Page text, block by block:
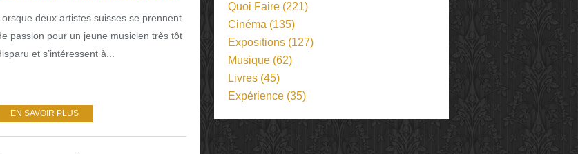
deux artistes suisses se prennent
passion pour un jeune musicien très tôt
et s’intéressent à...
EN SAVOIR PLUS
Quoi Faire (221)
Cinéma (135)
Expositions (127)
Musique (62)
Livres (45)
Expérience (35)